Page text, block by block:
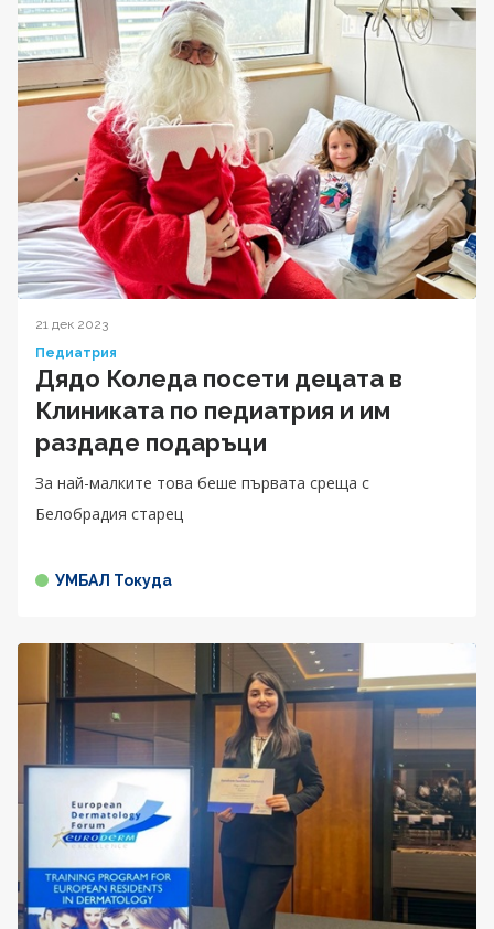
21 дек 2023
Педиатрия
Дядо Коледа посети децата в
Клиниката по педиатрия и им
раздаде подаръци
За най-малките това беше първата среща с
Белобрадия старец
УМБАЛ Токуда